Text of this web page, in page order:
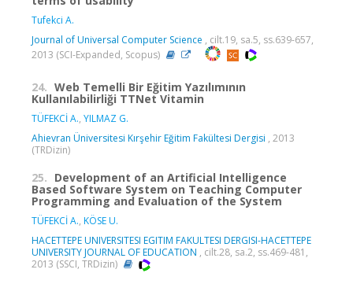
Tufekci A.
Journal of Universal Computer Science , cilt.19, sa.5, ss.639-657,
2013 (SCI-Expanded, Scopus)
24. Web Temelli Bir Eğitim Yazılımının
Kullanılabilirliği TTNet Vitamin
TÜFEKCİ A., YILMAZ G.
Ahievran Üniversitesi Kırşehir Eğitim Fakültesi Dergisi , 2013
(TRDizin)
25. Development of an Artificial Intelligence
Based Software System on Teaching Computer
Programming and Evaluation of the System
TÜFEKCİ A., KÖSE U.
HACETTEPE UNIVERSITESI EGITIM FAKULTESI DERGISI-HACETTEPE
UNIVERSITY JOURNAL OF EDUCATION , cilt.28, sa.2, ss.469-481,
2013 (SSCI, TRDizin)